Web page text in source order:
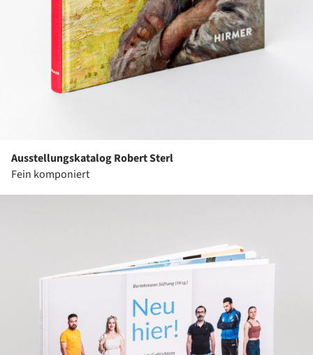
Ausstellungskatalog Robert Sterl
Fein komponiert